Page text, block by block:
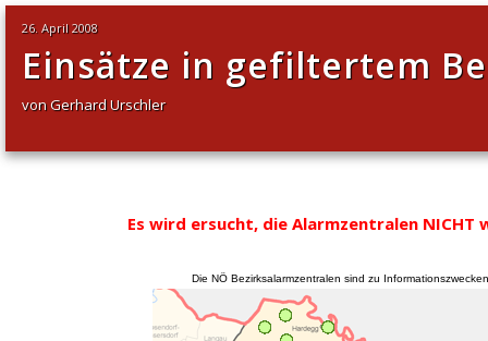
26. April 2008
Einsätze in gefiltertem
von Gerhard Urschler
Es wird ersucht, die Alarmzentralen